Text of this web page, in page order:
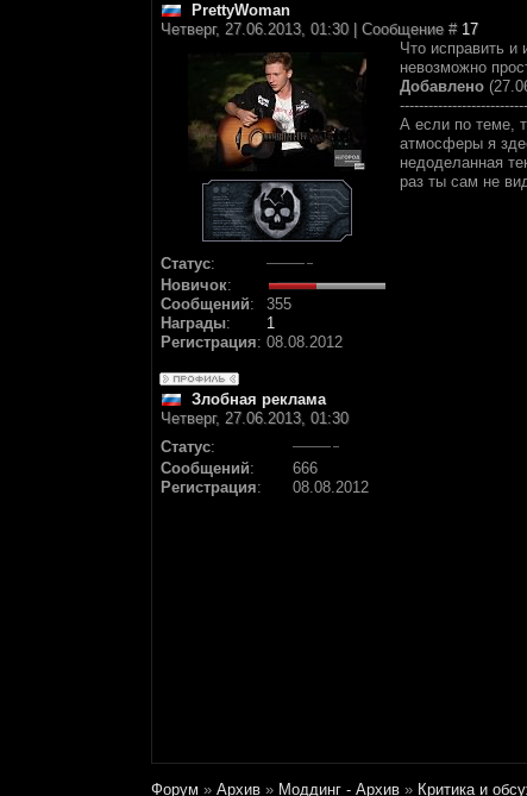
PrettyWoman
Четверг, 27.06.2013, 01:30 | Сообщение # 17
Статус:
Новичок:
Сообщений:
355
Награды:
1
Регистрация: 08.08.2012
Что исправить и
невозможно
Добавлено
А если по теме,
атмосферы я
недоделанная
раз ты сам не
Злобная реклама
Четверг, 27.06.2013, 01:30
Статус:
Сообщений:
666
Регистрация: 08.08.2012
Форум » Архив » Моддинг - Архив » Критика и